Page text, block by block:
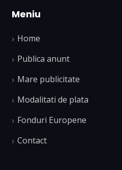
Meniu
Home
Publica anunt
Mare publicitate
Modalitati de plata
Fonduri Europene
Contact